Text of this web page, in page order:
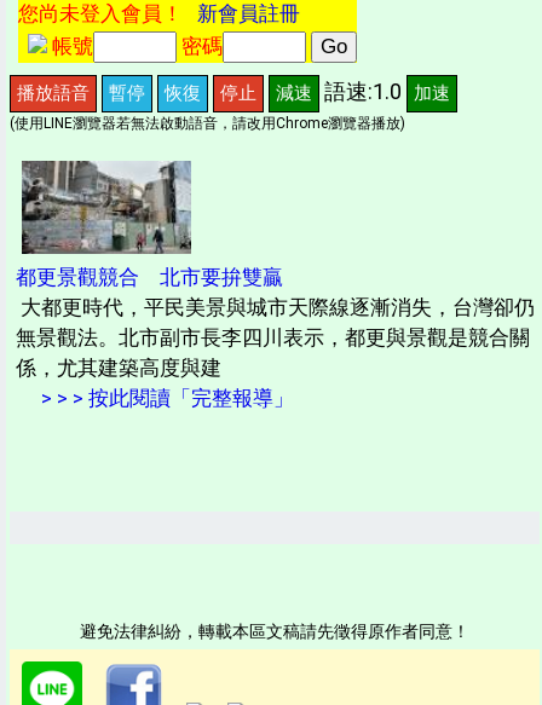
您尚未登入會員！ 新會員註冊
帳號
密碼
播放語音 暫停 恢復 停止 減速 語速:1.0 加速
(使用LINE瀏覽器若無法啟動語音，請改用Chrome瀏覽器播放)
都更景觀競合 北市要拚雙贏
大都更時代，平民美景與城市天際線逐漸消失，台灣卻仍
無景觀法。北市副市長李四川表示，都更與景觀是競合關
係，尤其建築高度與建
> > > 按此閱讀「完整報導」
避免法律糾紛，轉載本區文稿請先徵得原作者同意！